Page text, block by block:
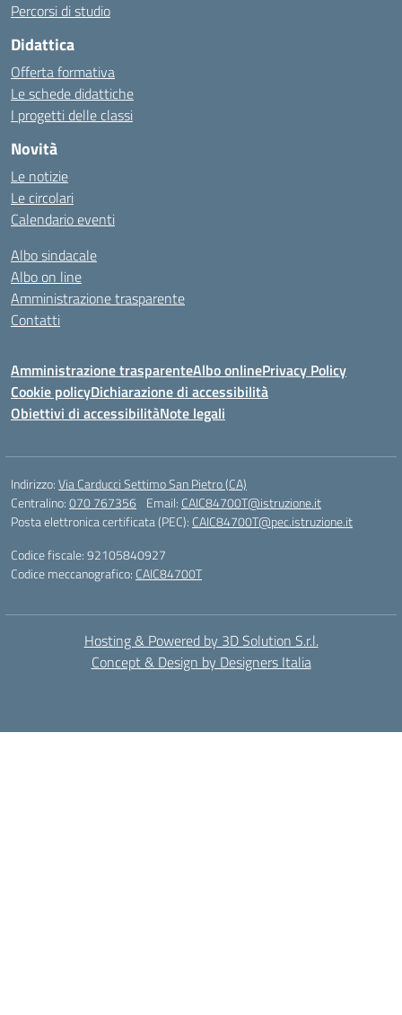
Percorsi di studio
Didattica
Offerta formativa
Le schede didattiche
I progetti delle classi
Novità
Le notizie
Le circolari
Calendario eventi
Albo sindacale
Albo on line
Amministrazione trasparente
Contatti
Amministrazione trasparenteAlbo onlinePrivacy Policy
Cookie policyDichiarazione di accessibilità
Obiettivi di accessibilitàNote legali
Indirizzo:Via Carducci Settimo San Pietro (CA)
Centralino:070 767356 Email: CAIC84700T@istruzione.it
Posta elettronica certificata (PEC): CAIC84700T@pec.istruzione.it
Codice fiscale: 92105840927
Codice meccanografico: CAIC84700T
Hosting & Powered by 3D Solution S.r.l.
Concept & Design by Designers Italia